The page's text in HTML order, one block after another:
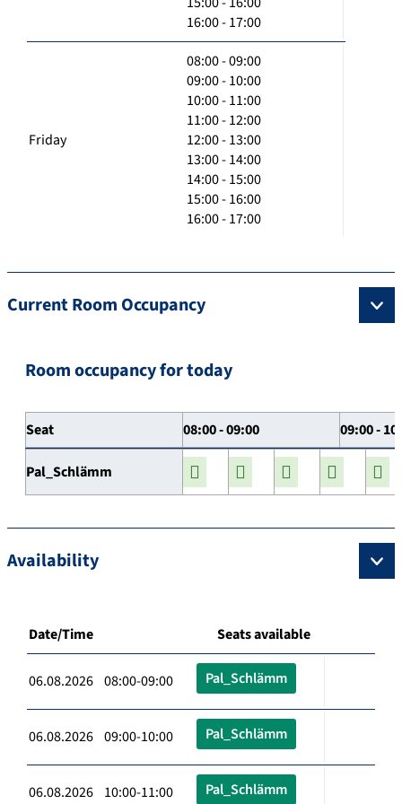
16:00 - 17:00
Friday
08:00 - 09:00
09:00 - 10:00
10:00 - 11:00
11:00 - 12:00
12:00 - 13:00
13:00 - 14:00
14:00 - 15:00
15:00 - 16:00
16:00 - 17:00
Current Room Occupancy
Room occupancy for today
Seat 08:00 - 09:00 09:00 -
Pal_Schlämm
Availability
Date/Time Seats available
06.08.2026 08:00-09:00 Pal_Schlämm
06.08.2026 09:00-10:00 Pal_Schlämm
06.08.2026 10:00-11:00 Pal_Schlämm